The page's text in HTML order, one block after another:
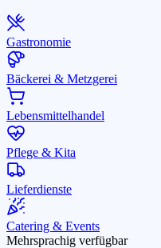
Gastronomie
Bäckerei & Metzgerei
Lebensmittelhandel
Pflege & Kita
Lieferdienste
Catering & Events
Mehrsprachig verfügbar